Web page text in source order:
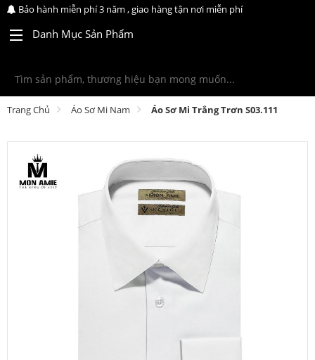
Bảo hành miễn phí 3 năm , giao hàng tận nơi miễn phí
Danh Mục Sản Phẩm
Trang Chủ Áo Sơ Mi Nam Áo Sơ Mi Trắng Trơn S03.111